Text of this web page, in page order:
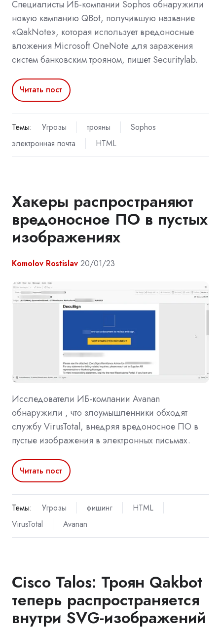
Специалисты ИБ-компании Sophos обнаружили
новую кампанию QBot, получившую название
«QakNote», которая использует вредоносные
вложения Microsoft OneNote для заражения
систем банковским трояном, пишет Securitylab.
Читать пост
Темы: Угрозы трояны
Sophos
электронная почта
HTML
Хакеры распространяют
вредоносное ПО в пустых
изображениях
Komolov Rostislav 20/01/23
Исследователи ИБ-компании Avanan
обнаружили , что злоумышленники обходят
службу VirusTotal, внедряя вредоносное ПО в
пустые изображения в электронных письмах.
Читать пост
Темы: Угрозы фишинг
HTML
VirusTotal
Avanan
Cisco Talos: Троян Qakbot
теперь распространяется
внутри SVG-изображений